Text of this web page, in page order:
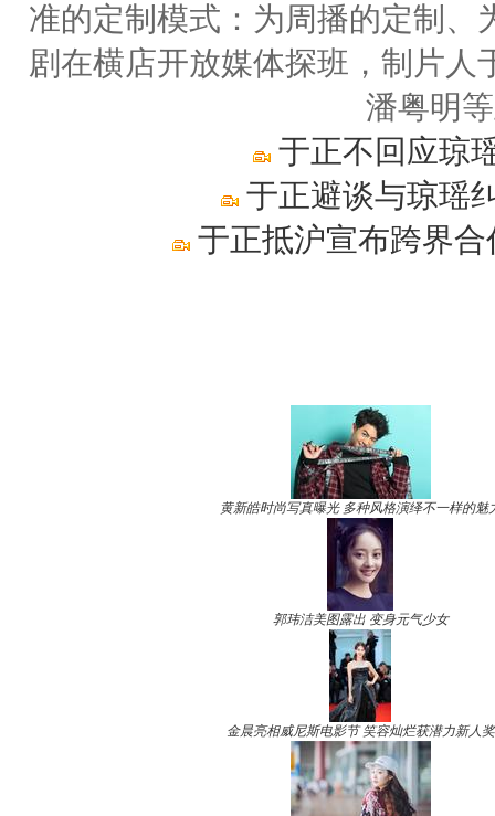
准的定制模式：为周播的定制
剧在横店开放媒体探班，制片
潘粤明
于正不回应琼
于正避谈与琼瑶
于正抵沪宣布跨界
黄新皓时尚写真曝光 多种风格演绎不一样的魅
郭玮洁美图露出 变身元气少女
金晨亮相威尼斯电影节 笑容灿烂获潜力新人奖